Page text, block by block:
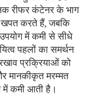
रीफर कंटेनर के भाग
खपत करते हैं, जबकि
में कमी से सीधे
पहलों का समर्थन
प्रक्रियाओं को
मानकीकृत मरम्मत
में कमी आती है।